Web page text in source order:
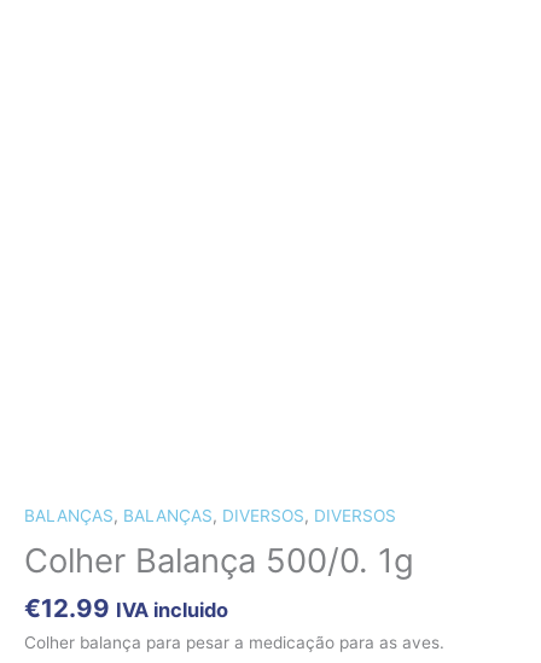
BALANÇAS, BALANÇAS, DIVERSOS, DIVERSOS
Colher Balança 500/0. 1g
€12.99 IVA incluido
Colher balança para pesar a medicação para as aves.